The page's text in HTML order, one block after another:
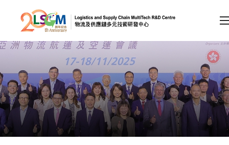
跳到內容（按回車鍵）
會員登入
A A EN 繁 简